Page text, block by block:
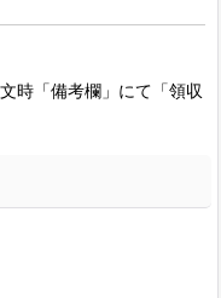
時「備考欄」にて「領収